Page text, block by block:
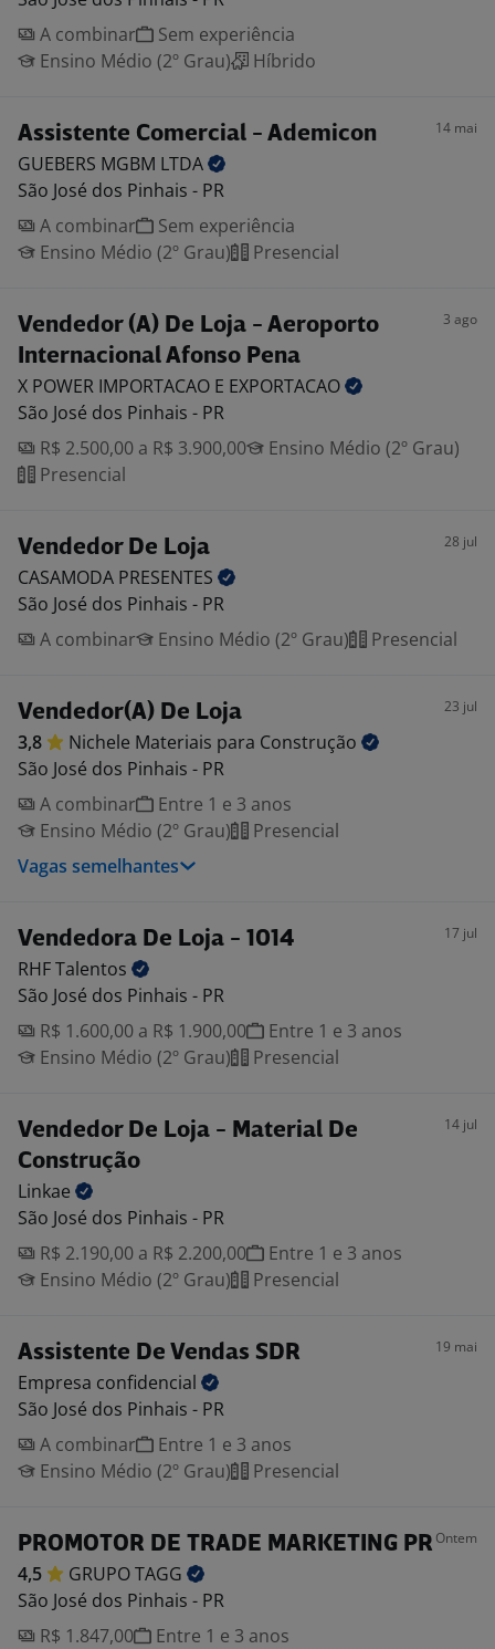
A combinar
Sem experiência
Ensino Médio (2º Grau)
Híbrido
Assistente Comercial - Ademicon 14 mai
GUEBERS MGBM LTDA
São José dos Pinhais - PR
A combinar
Sem experiência
Ensino Médio (2º Grau)
Presencial
Vendedor (A) De Loja - Aeroporto
Internacional Afonso Pena
3 ago
X POWER IMPORTACAO E EXPORTACAO
São José dos Pinhais - PR
R$ 2.500,00 a R$ 3.900,00
Ensino Médio (2º Grau)
Presencial
Vendedor De Loja 28 jul
CASAMODA PRESENTES
São José dos Pinhais - PR
A combinar
Ensino Médio (2º Grau) Presencial
Vendedor(A) De Loja 23 jul
3,8 Nichele Materiais para Construção
São José dos Pinhais - PR
A combinar
Entre 1 e 3 anos
Ensino Médio (2º Grau)
Presencial
Vagas semelhantes
Vendedora De Loja - 1014 17 jul
RHFTalentos
São José dos Pinhais - PR
R$ 1.600,00 a R$ 1.900,00
Entre 1 e 3 anos
Ensino Médio (2º Grau)
Presencial
Vendedor De Loja - Material De
Construção
14 jul
Linkae
São José dos Pinhais - PR
R$ 2.190,00 a R$ 2.200,00
Entre 1 e 3 anos
Ensino Médio (2º Grau)
Presencial
Assistente De Vendas SDR 19 mai
Empresa confidencial
São José dos Pinhais - PR
A combinar
Entre 1 e 3 anos
Ensino Médio (2º Grau)
Presencial
PROMOTOR DE TRADE MARKETING PR Ontem
4,5 GRUPOTAGG
São José dos Pinhais - PR
R$ 1.847,00
Entre 1 e 3 anos